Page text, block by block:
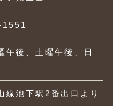
午後、土曜午後、日
線池下駅2番出口より